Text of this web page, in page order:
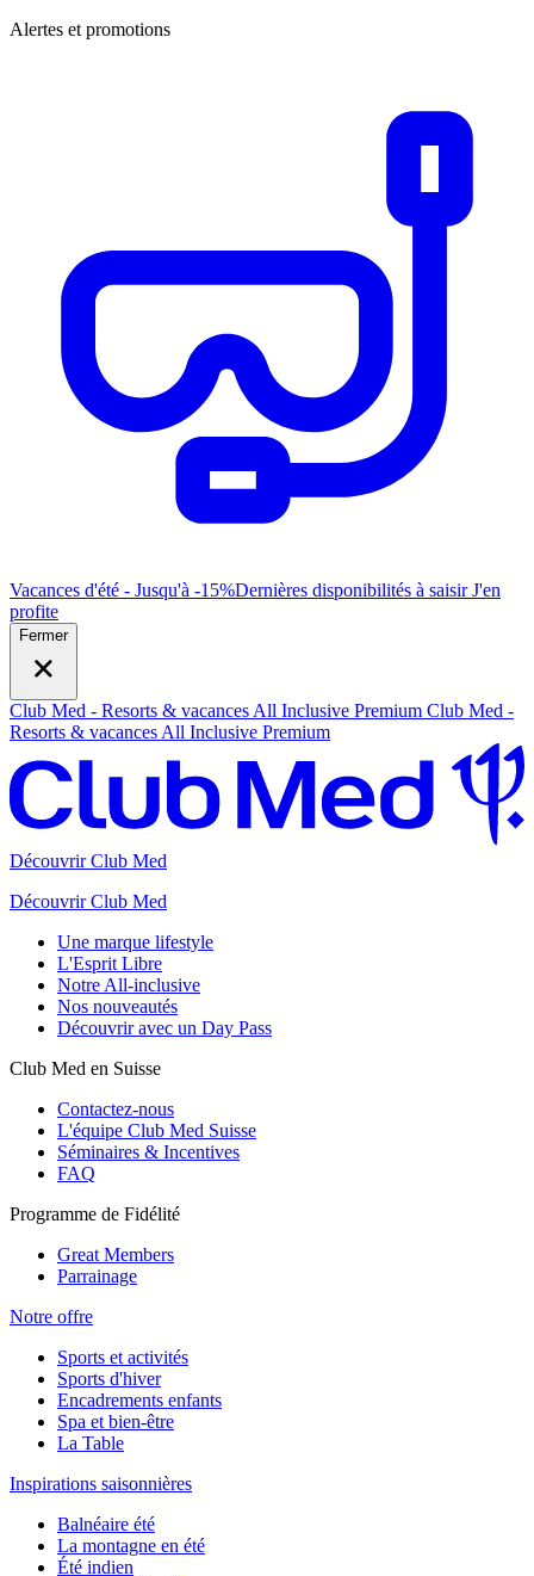
Alertes et promotions
Vacances d'été - Jusqu'à -15%Dernières disponibilités à saisirJ'en
profite
Fermer
Club Med - Resorts & vacances All Inclusive Premium Club Med -
Resorts & vacances All Inclusive Premium
Découvrir Club Med
Découvrir Club Med
Une marque lifestyle
L'Esprit Libre
Notre All-inclusive
Nos nouveautés
Découvrir avec un Day Pass
Club Med en Suisse
Contactez-nous
L'équipe Club Med Suisse
Séminaires & Incentives
FAQ
Programme de Fidélité
Great Members
Parrainage
Notre offre
Sports et activités
Sports d'hiver
Encadrements enfants
Spa et bien-être
La Table
Inspirations saisonnières
Balnéaire été
La montagne en été
Été indien